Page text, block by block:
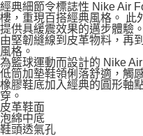
經典細節令標誌性 Nike Air
樓，重現百搭經典風格。 此
提供具緩震效果的邁步體驗。
由堅韌縫線到皮革物料，再
風格。
為籃球運動而設計的 Nike
低筒加墊鞋領俐落舒適，觸
橡膠鞋底加入經典的圓形軸
穿。
皮革鞋面
泡綿中底
鞋頭透氣孔